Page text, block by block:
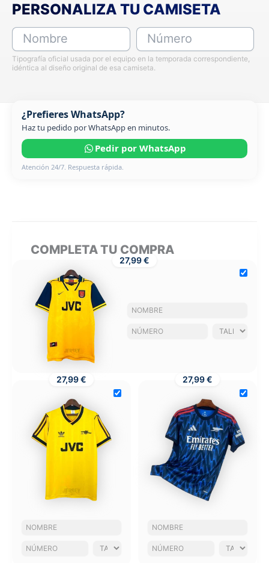
PERSONALIZA TU CAMISETA
Nombre Número
Tipografía oficial usada por el equipo en la temporada correspondiente,
idéntica al diseño original de esa camiseta.
¿Prefieres WhatsApp?
Haz tu pedido por WhatsApp en minutos.
Pedir por WhatsApp
Atención 24/7. Respuesta rápida.
COMPLETA TU COMPRA
27,99 €
27,99 € 27,99 €